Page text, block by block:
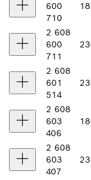
600
710
2 608
600
711
2 608
601
514
2 608
603
406
2 608
603
407